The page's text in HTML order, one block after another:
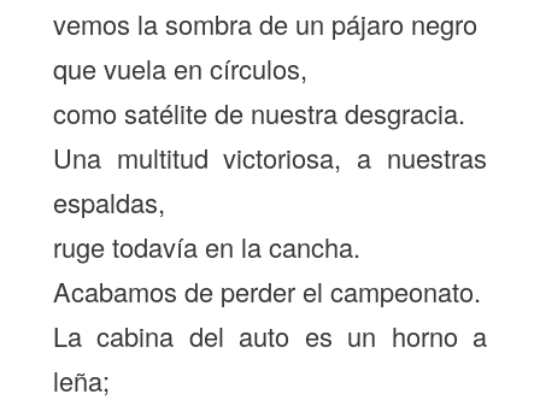
vemos la sombra de un pájaro negro
que vuela en círculos,
como satélite de nuestra desgracia.
Una multitud victoriosa, a nuestras
espaldas,
ruge todavía en la cancha.
Acabamos de perder el campeonato.
La cabina del auto es un horno a
leña;